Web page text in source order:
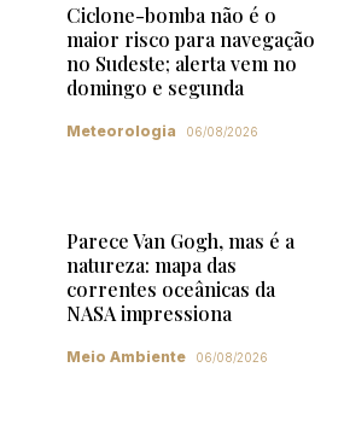
Ciclone-bomba não é o
maior risco para navegação
no Sudeste; alerta vem no
domingo e segunda
Meteorologia 06/08/2026
Parece Van Gogh, mas é a
natureza: mapa das
correntes oceânicas da
NASA impressiona
Meio Ambiente 06/08/2026